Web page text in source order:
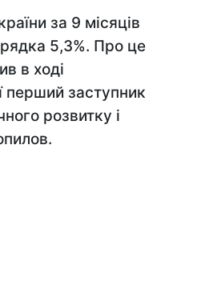
за 9 місяців
5,3%. Про це
в ході
перший заступник
розвитку і